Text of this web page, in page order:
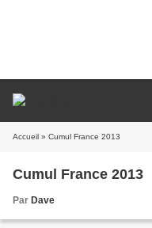
Accueil » Cumul France 2013
Cumul France 2013
Par Dave